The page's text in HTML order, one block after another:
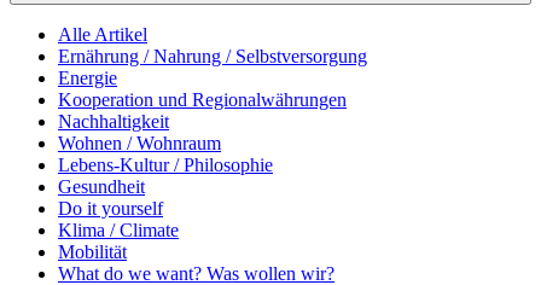
Alle Artikel
Ernährung / Nahrung / Selbstversorgung
Energie
Kooperation und Regionalwährungen
Nachhaltigkeit
Wohnen / Wohnraum
Lebens-Kultur / Philosophie
Gesundheit
Do it yourself
Klima / Climate
Mobilität
What do we want? Was wollen wir?